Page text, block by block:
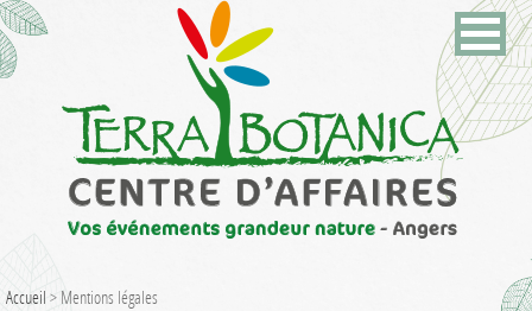
Accueil > Mentions légales